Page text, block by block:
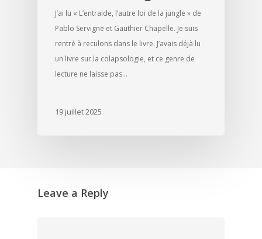
J’ai lu « L’entraide, l’autre loi de la jungle » de
Pablo Servigne et Gauthier Chapelle. Je suis
rentré à reculons dans le livre. J’avais déjà lu
un livre sur la colapsologie, et ce genre de
lecture ne laisse pas…
19 juillet 2025
Leave a Reply